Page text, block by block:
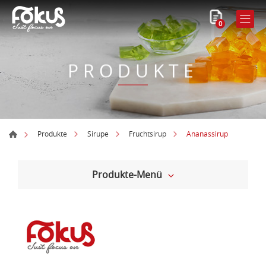
0
PRODUKTE
Produkte Sirupe Fruchtsirup Ananassirup
Produkte-Menü